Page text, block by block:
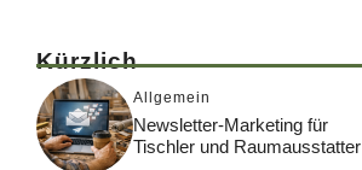
Kürzlich
Allgemein
Newsletter-Marketing für
Tischler und Raumausstatter